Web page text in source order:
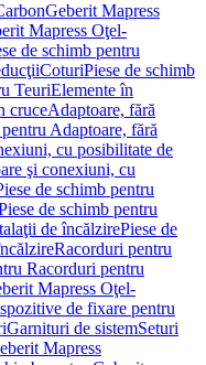
Geberit Mapress
Mapress Oţel-
de schimb pentru
CoturiPiese de schimb
TeuriElemente în
cruceAdaptoare, fără
Adaptoare, fără
cu posibilitate de
şi conexiuni, cu
de schimb pentru
de schimb pentru
de încălzirePiese de
Racorduri pentru
Racorduri pentru
Mapress Oţel-
de fixare pentru
Garnituri de sistemSeturi
Mapress